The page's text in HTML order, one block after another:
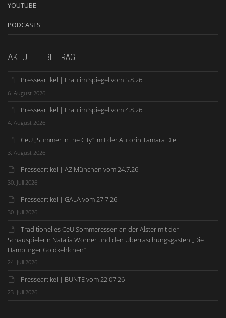
YOUTUBE
PODCASTS
AKTUELLE BEITRÄGE
Presseartikel | Frau im Spiegel vom 5.8.26
6. August 2026
Presseartikel | Frau im Spiegel vom 4.8.26
4. August 2026
CeU „Summer in the City“ mit der Autorin Tamara Dietl
3. August 2026
Presseartikel | AZ München vom 24.7.26
30. Juli 2026
Presseartikel | GALA vom 27.7.26
30. Juli 2026
Traditionelles CeU Sommeressen an der Alster mit der
Schauspielerin Natalia Wörner und den Überraschungsgästen „Die
Hamburger Goldkehlchen“
24. Juli 2026
Presseartikel | BUNTE vom 22.07.26
23. Juli 2026